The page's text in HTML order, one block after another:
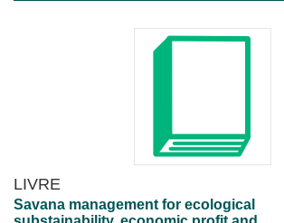
LIVRE
Savana management for ecological